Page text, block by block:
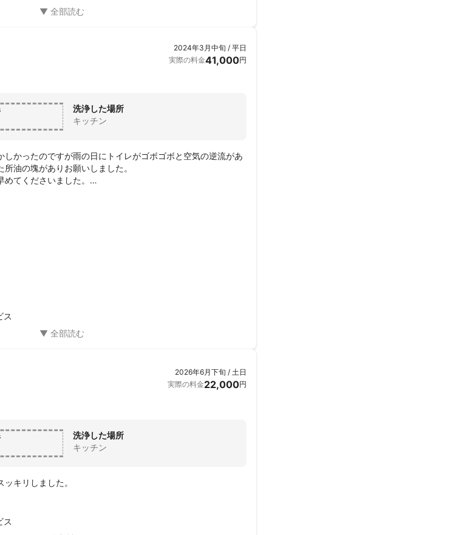
2024年3月中旬 / 平日
実際の料金41,000円
洗浄した場所
キッチン
しかったのですが雨の日にトイレがゴボゴボと空気の逆流があ
油の塊がありお願いしました。
てくださいました。
いけるとひと安心しました。
た。本当に助かりました。
ス
2026年6月下旬 / 土日
実際の料金22,000円
洗浄した場所
キッチン
キリしました。
ス